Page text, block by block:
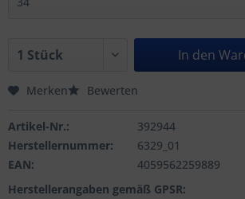
In den
Merken Bewerten
Artikel-Nr.:
392944
Herstellernummer:
6329_01
EAN:
4059562259889
Herstellerangaben gemäß GPSR: